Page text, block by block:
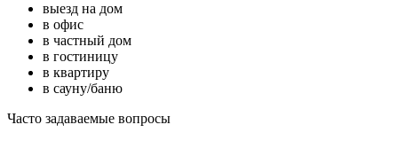
выезд на дом
в офис
в частный дом
в гостиницу
в квартиру
в сауну/баню
Часто задаваемые вопросы